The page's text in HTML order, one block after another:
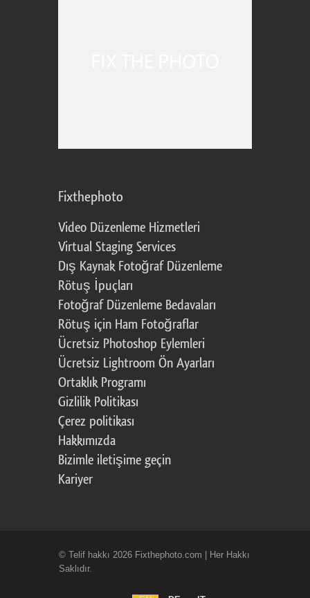
Fixthephoto
Video Düzenleme Hizmetleri
Virtual Staging Services
Dış Kaynak Fotoğraf Düzenleme
Rötuş İpuçları
Fotoğraf Düzenleme Bedavaları
Rötuş için Ham Fotoğraflar
Ücretsiz Photoshop Eylemleri
Ücretsiz Lightroom Ön Ayarları
Ortaklık Programı
Gizlilik Politikası
Çerez politikası
Hakkımızda
Bizimle iletişime geçin
Kariyer
© Telif hakkı 2026 Fixthephoto.com | Her Hakkı
Saklıdır.